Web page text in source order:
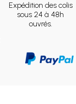
Expédition des colis
sous 24 à 48h
ouvrés.